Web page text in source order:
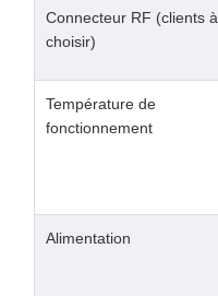
Connecteur RF (clients à
choisir)
Température de
fonctionnement
Alimentation